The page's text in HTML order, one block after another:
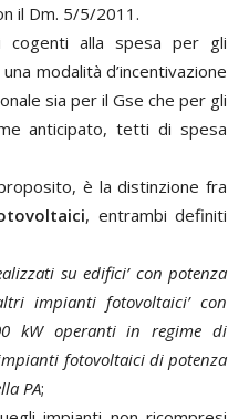
il Dm. 5/5/2011.
cogenti alla spesa per gli
modalità d’incentivazione
sia per il Gse che per gli
anticipato, tetti di spesa
è la distinzione fra
, entrambi definiti
su edifici’ con potenza
impianti fotovoltaici’ con
kW operanti in regime di
fotovoltaici di potenza
PA;